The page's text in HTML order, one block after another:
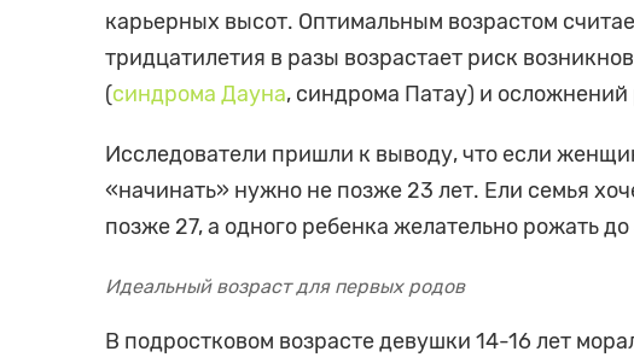
карьерных высот. Оптимальным возрастом
тридцатилетия в разы возрастает риск
(синдрома Дауна, синдрома Патау) и осложнений
Исследователи пришли к выводу, что если
«начинать» нужно не позже 23 лет. Ели семья
позже 27, а одного ребенка желательно рожать до
Идеальный возраст для первых родов
В подростковом возрасте девушки 14-16 лет